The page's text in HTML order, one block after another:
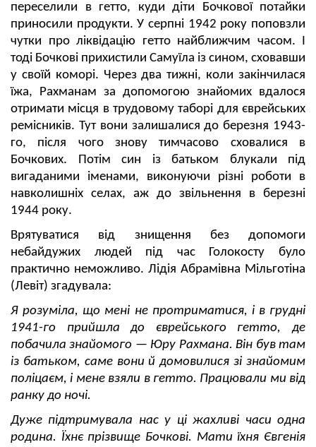
переселили в гетто, куди діти Бочкової потайки
приносили продукти. У серпні 1942 року поповзли
чутки про ліквідацію гетто найближчим часом. І
тоді Бочкові прихистили Самуїла із сином, сховавши
у своїй коморі. Через два тижні, коли закінчилася
їжа, Рахманам за допомогою знайомих вдалося
отримати місця в трудовому таборі для єврейських
ремісників. Тут вони залишалися до березня 1943-
го, після чого знову тимчасово сховалися в
Бочкових. Потім син із батьком блукали під
вигаданими іменами, виконуючи різні роботи в
навколишніх селах, аж до звільнення в березні
1944 року.
Врятуватися від знищення без допомоги
небайдужих людей під час Голокосту було
практично неможливо. Лідія Абрамівна Мільготіна
(Левіт) згадувала:
Я розуміла, що мені не протриматися, і в грудні
1941-го прийшла до єврейського гетто, де
побачила знайомого — Юру Рахмана. Він був там
із батьком, саме вони й домовилися зі знайомим
поліцаєм, і мене взяли в гетто. Працювали ми від
ранку до ночі.
Дуже підтримувала нас у ці жахливі часи одна
родина. Їхнє прізвище Бочкові. Мати їхня Євгенія